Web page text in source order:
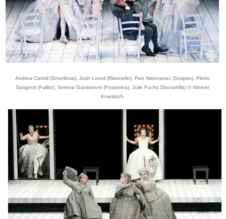
Andrea Carroll (Smorfiosa), Josh Lovell (Ritornello), Petr Nekoranec (Sospiro), Pietro
Spagnoli (Fallito), Serena Gamberoni (Porporina), Julie Fuchs (Stonatrilla) © Werner
Kmetitsch